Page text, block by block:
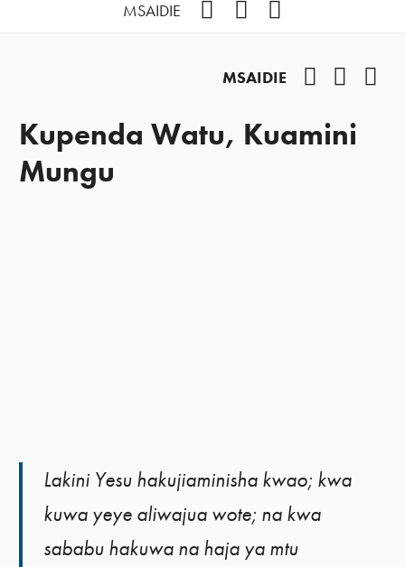
MSAIDIE
MSAIDIE
Kupenda Watu, Kuamini
Mungu
Lakini Yesu hakujiaminisha kwao; kwa
kuwa yeye aliwajua wote; na kwa
sababu hakuwa na haja ya mtu